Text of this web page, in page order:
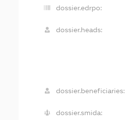
dossier.edrpo:
dossier.heads:
dossier.beneficiaries:
dossier.smida: